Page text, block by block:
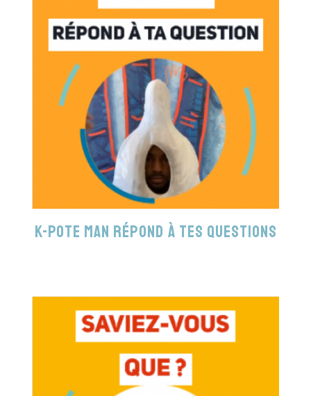
K-Pote Man répond à tes questions